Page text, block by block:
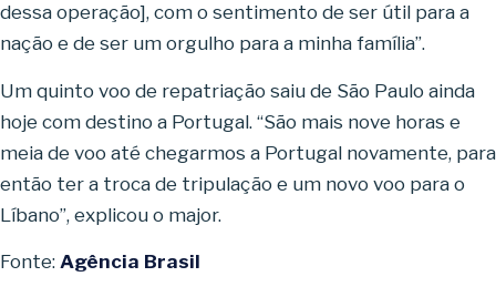
dessa operação], com o sentimento de ser útil para a
nação e de ser um orgulho para a minha família”.
Um quinto voo de repatriação saiu de São Paulo ainda
hoje com destino a Portugal. “São mais nove horas e
meia de voo até chegarmos a Portugal novamente, para
então ter a troca de tripulação e um novo voo para o
Líbano”, explicou o major.
Fonte: Agência Brasil